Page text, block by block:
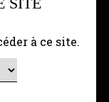
à ce site.